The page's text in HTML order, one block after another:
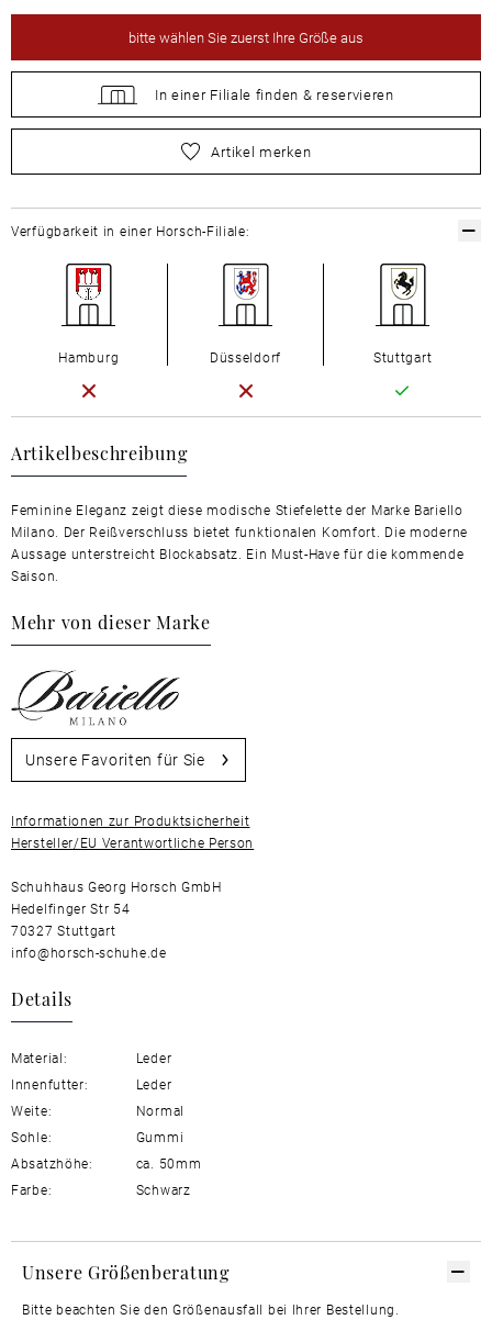
bittewählen Sie zuerst Ihre Größe aus
In einer Filiale finden & reservieren
wählen Sie zuerst Ihre Größe aus
Artikel merken
Artikelbeschreibung
Feminine Eleganz zeigt diese modische Stiefelette der Marke Bariello
Milano. Der Reißverschluss bietet funktionalen Komfort. Die moderne
Aussage unterstreicht Blockabsatz. Ein Must-Have für die kommende
Saison.
Mehr von dieser Marke
Unsere Favoriten für Sie
Informationen zur Produktsicherheit
Hersteller/EU Verantwortliche Person
Schuhhaus Georg Horsch GmbH
Hedelfinger Str 54
70327 Stuttgart
info@horsch-schuhe.de
Details
Material:
Leder
Innenfutter:
Leder
Weite:
Normal
Sohle:
Gummi
Absatzhöhe:
ca. 50mm
Farbe:
Schwarz
Verfügbarkeit in einer Horsch-Filiale:
Hamburg Düsseldorf Stuttgart
Unsere Größenberatung
Bitte beachten Sie den Größenausfall bei Ihrer Bestellung.